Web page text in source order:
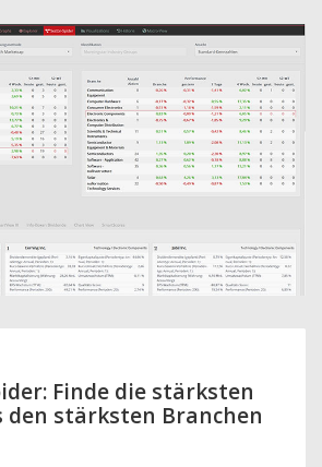
Finde die stärksten
den stärksten Branchen